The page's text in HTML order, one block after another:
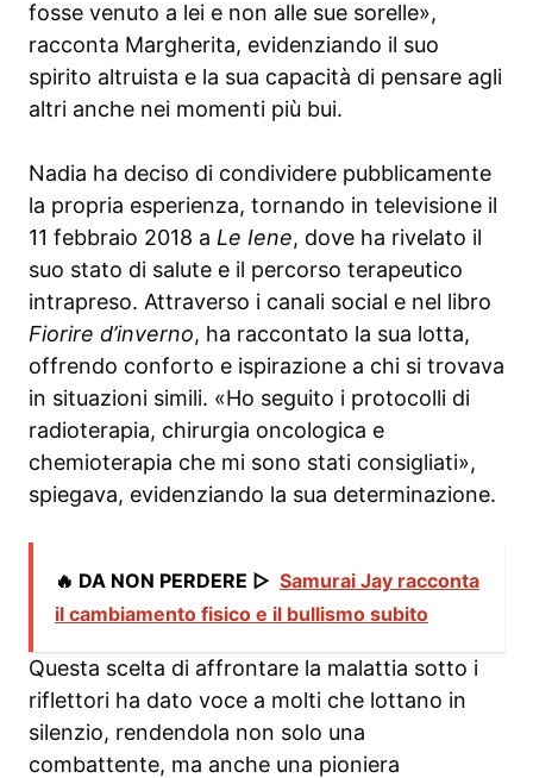
fosse venuto a lei e non alle sue sorelle»,
racconta Margherita, evidenziando il suo
spirito altruista e la sua capacità di pensare agli
altri anche nei momenti più bui.
Nadia ha deciso di condividere pubblicamente
la propria esperienza, tornando in televisione il
11 febbraio 2018 a Le Iene, dove ha rivelato il
suo stato di salute e il percorso terapeutico
intrapreso. Attraverso i canali social e nel libro
Fiorire d’inverno, ha raccontato la sua lotta,
offrendo conforto e ispirazione a chi si trovava
in situazioni simili. «Ho seguito i protocolli di
radioterapia, chirurgia oncologica e
chemioterapia che mi sono stati consigliati»,
spiegava, evidenziando la sua determinazione.
🔥 DA NON PERDERE ▷ Samurai Jay racconta
il cambiamento fisico e il bullismo subito
Questa scelta di affrontare la malattia sotto i
riflettori ha dato voce a molti che lottano in
silenzio, rendendola non solo una
combattente, ma anche una pioniera